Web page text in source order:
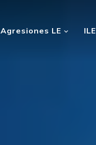
Agresiones LE ILE